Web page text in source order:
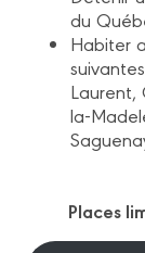
du
Habiter
Laurent,
la-
Places